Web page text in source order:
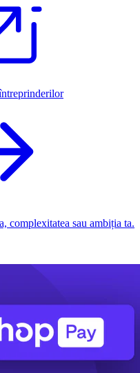
complexitatea sau ambiția ta.